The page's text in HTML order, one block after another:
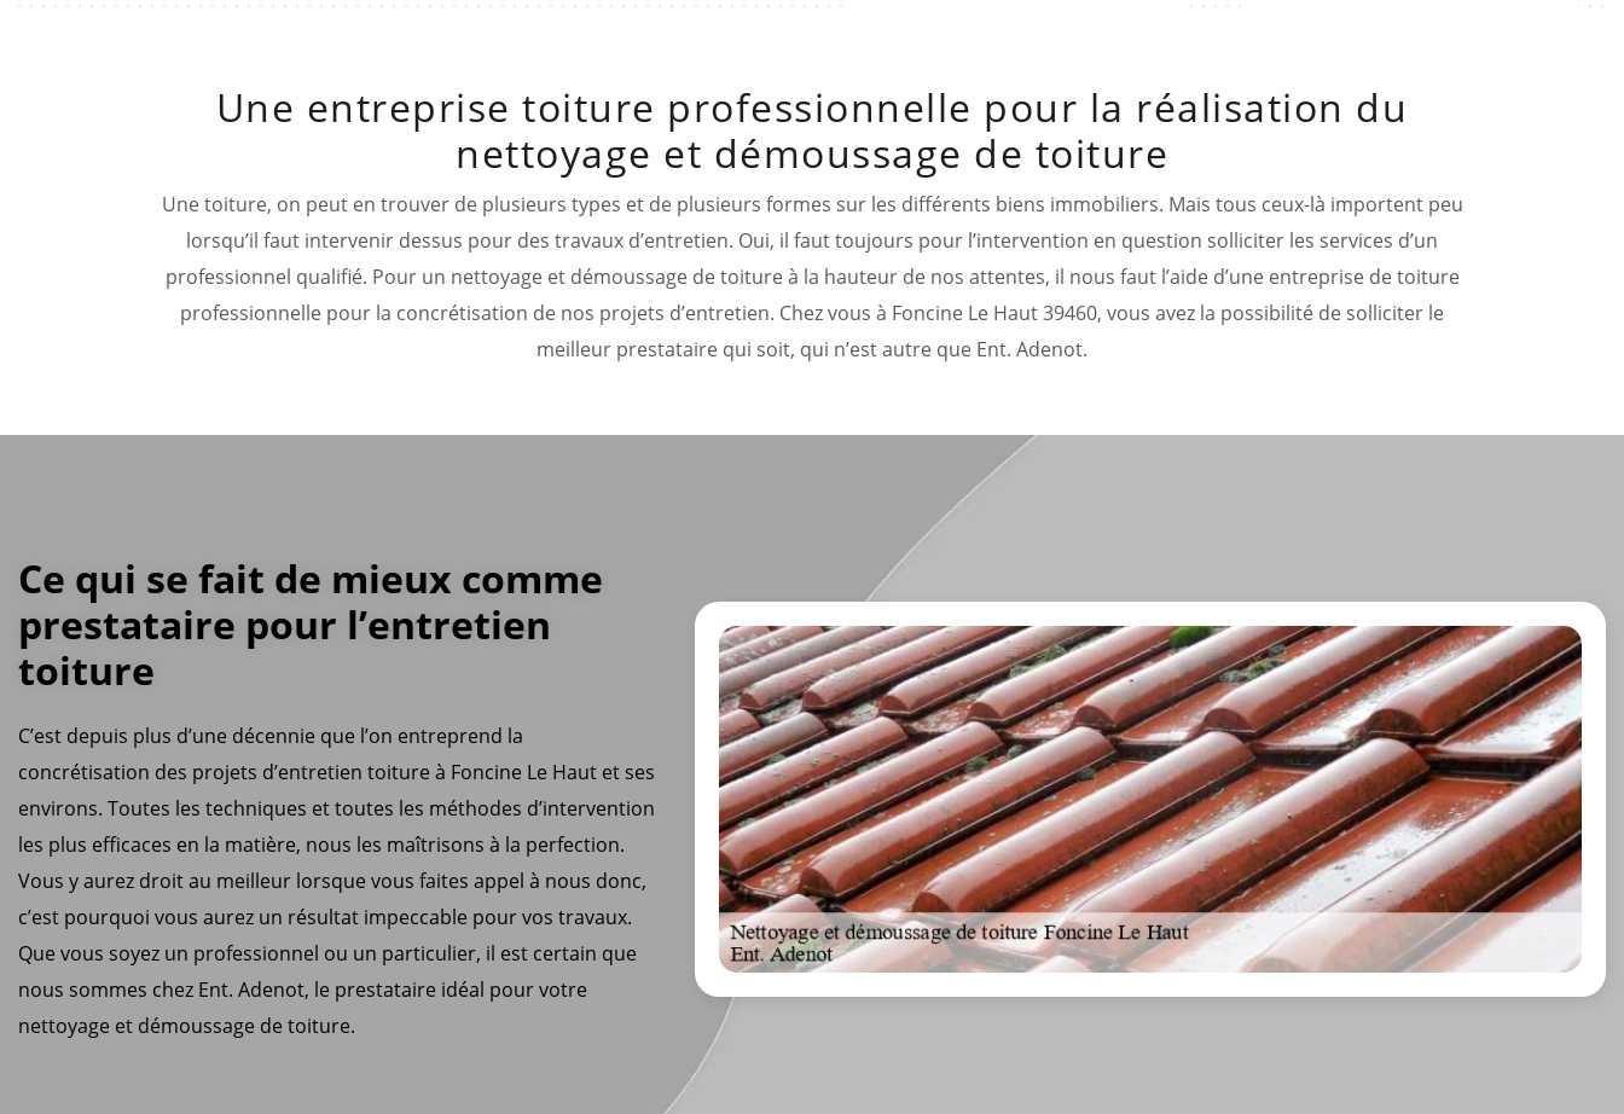
Une entreprise toiture professionnelle pour la réalisation du
nettoyage et démoussage de toiture
Une toiture, on peut en trouver de plusieurs types et de plusieurs formes sur les différents biens immobiliers. Mais tous ceux-là importent peu
lorsqu’il faut intervenir dessus pour des travaux d’entretien. Oui, il faut toujours pour l’intervention en question solliciter les services d’un
professionnel qualifié. Pour un nettoyage et démoussage de toiture à la hauteur de nos attentes, il nous faut l’aide d’une entreprise de toiture
professionnelle pour la concrétisation de nos projets d’entretien. Chez vous à Foncine Le Haut 39460, vous avez la possibilité de solliciter le
meilleur prestataire qui soit, qui n’est autre que Ent. Adenot.
Ce qui se fait de mieux comme
prestataire pour l’entretien
toiture
C’est depuis plus d’une décennie que l’on entreprend la
concrétisation des projets d’entretien toiture à Foncine Le Haut et ses
environs. Toutes les techniques et toutes les méthodes d’intervention
les plus efficaces en la matière, nous les maîtrisons à la perfection.
Vous y aurez droit au meilleur lorsque vous faites appel à nous donc,
c’est pourquoi vous aurez un résultat impeccable pour vos travaux.
Que vous soyez un professionnel ou un particulier, il est certain que
nous sommes chez Ent. Adenot, le prestataire idéal pour votre
nettoyage et démoussage de toiture.